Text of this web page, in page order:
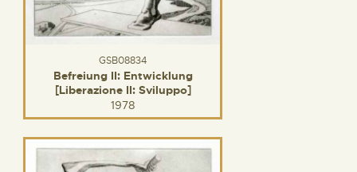
GSB08834
Befreiung II: Entwicklung
[Liberazione II: Sviluppo]
1978